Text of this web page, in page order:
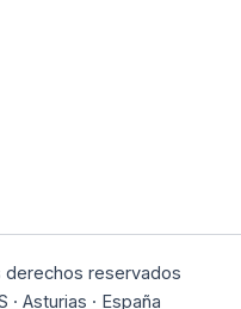
derechos reservados
· Asturias · España